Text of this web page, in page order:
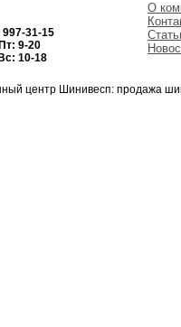
997-31-15
9-20
18
О
центр Шинивесп: продажа